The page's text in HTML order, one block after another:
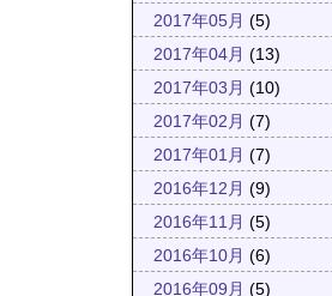
2017年05月 (5)
2017年04月 (13)
2017年03月 (10)
2017年02月 (7)
2017年01月 (7)
2016年12月 (9)
2016年11月 (5)
2016年10月 (6)
2016年09月 (5)